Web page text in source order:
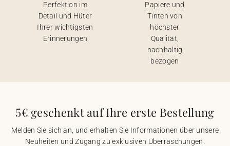
Perfektion im
Detail und Hüter
Ihrer wichtigsten
Erinnerungen
Papiere und
Tinten von
höchster
Qualität,
nachhaltig
bezogen
5€ geschenkt auf Ihre erste Bestellung
Melden Sie sich an, und erhalten Sie Informationen über unsere
Neuheiten und Zugang zu exklusiven Überraschungen.